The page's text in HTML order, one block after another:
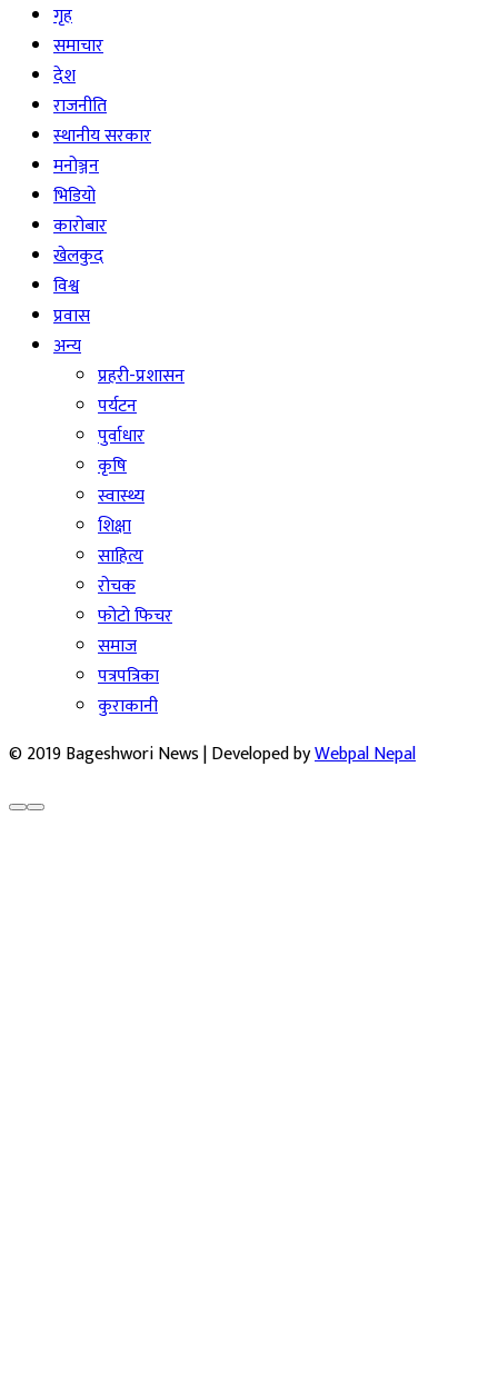
गृह
समाचार
देश
राजनीति
स्थानीय सरकार
मनोञ्जन
भिडियो
कारोबार
खेलकुद
विश्व
प्रवास
अन्य
प्रहरी-प्रशासन
पर्यटन
पुर्वाधार
कृषि
स्वास्थ्य
शिक्षा
साहित्य
रोचक
फोटो फिचर
समाज
पत्रपत्रिका
कुराकानी
© 2019 Bageshwori News | Developed byWebpal Nepal